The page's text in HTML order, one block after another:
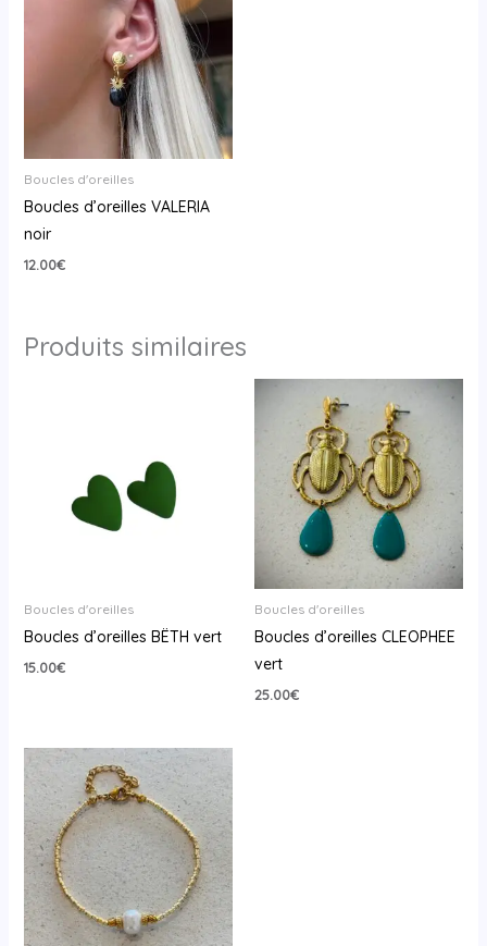
Boucles d'oreilles
Boucles d’oreilles VALERIA
noir
12.00€
Produits similaires
Boucles d'oreilles
Boucles d’oreilles BËTH vert
15.00€
Boucles d'oreilles
Boucles d’oreilles CLEOPHEE
vert
25.00€